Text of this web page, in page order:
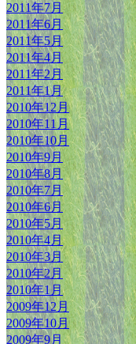
2011年7月
2011年6月
2011年5月
2011年4月
2011年2月
2011年1月
2010年12月
2010年11月
2010年10月
2010年9月
2010年8月
2010年7月
2010年6月
2010年5月
2010年4月
2010年3月
2010年2月
2010年1月
2009年12月
2009年10月
2009年9月